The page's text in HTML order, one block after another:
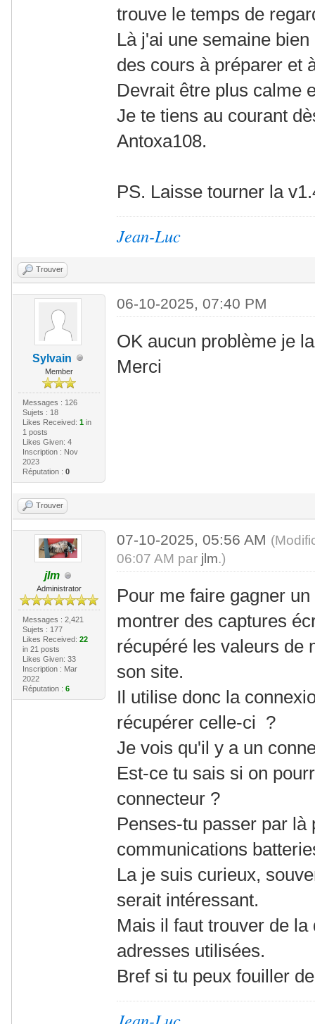
trouve le temps de
Là j'ai une semaine
des cours à préparer et
Devrait être plus calme
Je te tiens au courant
Antoxa108.
PS. Laisse tourner la
Jean-Luc
Trouver
Sylvain
Member
Messages : 126
Sujets : 18
Likes Received: 1in
1 posts
Likes Given: 4
Inscription : Nov
2023
Réputation : 0
06-10-2025, 07:40 PM
OK aucun problème je
Merci
Trouver
jlm
Administrator
Messages : 2,421
Sujets : 177
Likes Received: 22
in 21 posts
Likes Given: 33
Inscription : Mar
2022
Réputation : 6
07-10-2025, 05:56 AM
06:07 AM par jlm.)
Pour me faire gagner
montrer des captures
récupéré les valeurs de
son site.
Il utilise donc la
récupérer celle-ci ?
Je vois qu'il y a un
Est-ce tu sais si on
connecteur ?
Penses-tu passer par là
communications
La je suis curieux,
serait intéressant.
Mais il faut trouver de
adresses utilisées.
Bref si tu peux fouiller